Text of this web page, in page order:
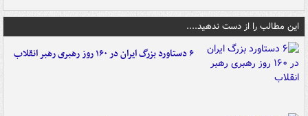
این مطالب را از دست ندهید....
۶ دستاورد بزرگ ایران در ۱۶۰ روز رهبری رهبر انقلاب